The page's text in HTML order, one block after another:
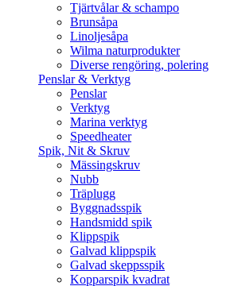
Tjärtvålar & schampo
Brunsåpa
Linoljesåpa
Wilma naturprodukter
Diverse rengöring, polering
Penslar & Verktyg
Penslar
Verktyg
Marina verktyg
Speedheater
Spik, Nit & Skruv
Mässingskruv
Nubb
Träplugg
Byggnadsspik
Handsmidd spik
Klippspik
Galvad klippspik
Galvad skeppsspik
Kopparspik kvadrat